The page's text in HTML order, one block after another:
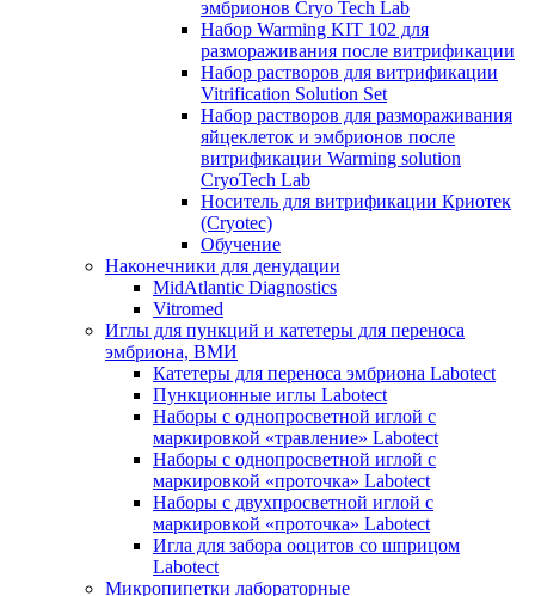
эмбрионов Cryo Tech Lab
Набор Warming KIT 102 для
размораживания после витрификации
Набор растворов для витрификации
Vitrification Solution Set
Набор растворов для размораживания
яйцеклеток и эмбрионов после
витрификации Warming solution
CryoTech Lab
Носитель для витрификации Криотек
(Cryotec)
Обучение
Наконечники для денудации
MidAtlantic Diagnostics
Vitromed
Иглы для пункций и катетеры для переноса
эмбриона, ВМИ
Катетеры для переноса эмбриона Labotect
Пункционные иглы Labotect
Наборы с однопросветной иглой с
маркировкой «травление» Labotect
Наборы с однопросветной иглой с
маркировкой «проточка» Labotect
Наборы с двухпросветной иглой с
маркировкой «проточка» Labotect
Игла для забора ооцитов со шприцом
Labotect
Микропипетки лабораторные